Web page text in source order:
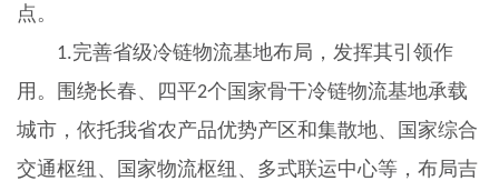
点。
1.完善省级冷链物流基地布局，发挥其引领作
用。围绕长春、四平2个国家骨干冷链物流基地承载
城市，依托我省农产品优势产区和集散地、国家综合
交通枢纽、国家物流枢纽、多式联运中心等，布局吉